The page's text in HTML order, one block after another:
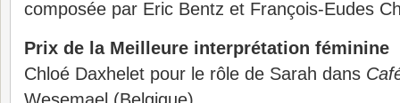
composée par Eric Bentz et François-Eudes
Prix de la Meilleure interprétation féminine
Chloé Daxhelet pour le rôle de Sarah dans